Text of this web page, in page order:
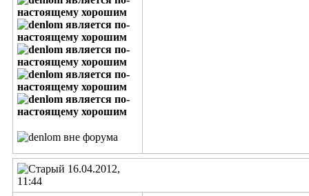
16.04.2012,
11:44